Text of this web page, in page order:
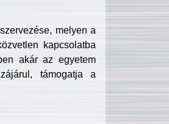
melyen a
kapcsolatba
akár az egyetem
támogatja a